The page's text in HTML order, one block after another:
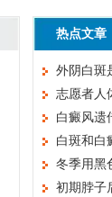
热点文章
外阴白斑
志愿者人
白癜风遗
白斑和白
冬季用黑
初期脖子